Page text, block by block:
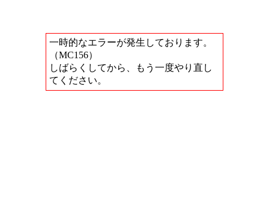
一時的なエラーが発生しております。
（MC156）
しばらくしてから、もう一度やり直し
てください。